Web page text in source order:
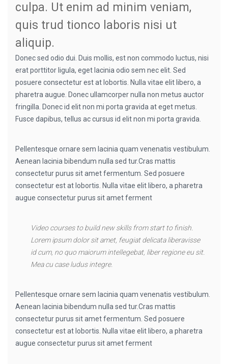
culpa. Ut enim ad minim veniam,
quis trud tionco laboris nisi ut
aliquip.
Donec sed odio dui. Duis mollis, est non commodo luctus, nisi
erat porttitor ligula, eget lacinia odio sem nec elit. Sed
posuere consectetur est at lobortis. Nulla vitae elit libero, a
pharetra augue. Donec ullamcorper nulla non metus auctor
fringilla. Donec id elit non mi porta gravida at eget metus.
Fusce dapibus, tellus ac cursus id elit non mi porta gravida.
Pellentesque ornare sem lacinia quam venenatis vestibulum.
Aenean lacinia bibendum nulla sed tur.Cras mattis
consectetur purus sit amet fermentum. Sed posuere
consectetur est at lobortis. Nulla vitae elit libero, a pharetra
augue consectetur purus sit amet ferment
Video courses to build new skills from start to finish.
Lorem ipsum dolor sit amet, feugiat delicata liberavisse
id cum, no quo maiorum intellegebat, liber regione eu sit.
Mea cu case ludus integre.
Pellentesque ornare sem lacinia quam venenatis vestibulum.
Aenean lacinia bibendum nulla sed tur.Cras mattis
consectetur purus sit amet fermentum. Sed posuere
consectetur est at lobortis. Nulla vitae elit libero, a pharetra
augue consectetur purus sit amet ferment